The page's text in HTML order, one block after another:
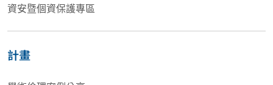
資安暨個資保護專區
計畫